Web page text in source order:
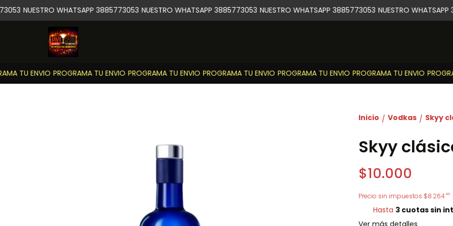
TU ENVIO PROGRAMA TU ENVIO PROGRAMA TU ENVIO PROGRAMA TU ENVIO PROGRAMA TU ENVIO PROGRAMA TU ENVIO
NUESTRO WHATSAPP 3885773053 NUESTRO WHATSAPP 3885773053 NUESTRO WHATSAPP 3885773053 NUESTRO WHATSAPP
Inicio / Vodkas / Skyy
Skyy
$10.000
Precio sin impuestos $8.26446
Hasta 3 cuotas sin
Ver más detalles